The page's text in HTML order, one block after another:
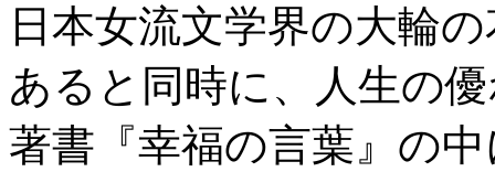
日本女流文学界の大輪
あると同時に、人生の
著書『幸福の言葉』の